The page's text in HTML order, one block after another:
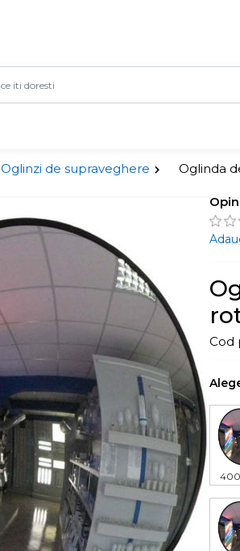
Oglinzi de supraveghere Oglinda
Cod